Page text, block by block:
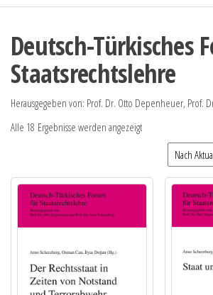
Deutsch-Türkisches
Staatsrechtslehre
Herausgegeben von: Prof. Dr. Otto Depenheuer, Prof.
Alle 18 Ergebnisse werden angezeigt